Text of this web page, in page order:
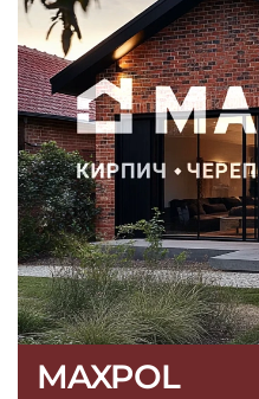
MAXPOL